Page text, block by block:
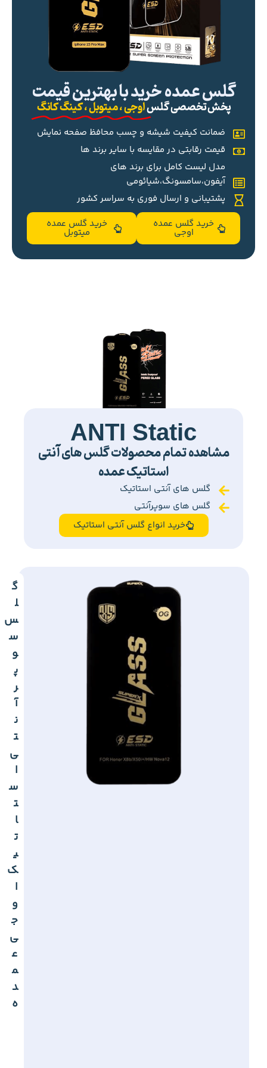
گلس عمده خرید با بهترین قیمت
پخش تخصصی گلساوجی ، میتوبل ، کینگ کانگ
ضمانت کیفیت شیشه و چسب محافظ صفحه نمایش
قیمت رقابتی در مقایسه با سایر برند ها
مدل لیست کامل برای برند های
آیفون،سامسونگ،شیائومی
پشتیبانی و ارسال فوری به سراسر کشور
خرید گلس عمده
اوجی
خرید گلس عمده
میتوبل
ANTI Static
مشاهده تمام محصولات گلس های آنتی
استاتیک عمده
گلس های آنتی استاتیک
گلس های سوپرآنتی
خرید انواع گلس آنتی استاتیک
گ
ل
س
س
و
پ
ر
آ
ن
ت
ی
ا
س
ت
ا
ت
ی
ک
ا
و
ج
ی
ع
م
د
ه